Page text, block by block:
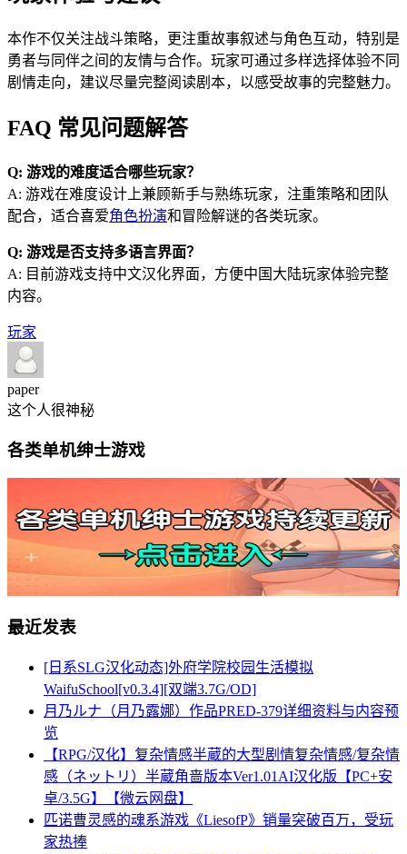
本作不仅关注战斗策略，更注重故事叙述与角色互动，特别是
勇者与同伴之间的友情与合作。玩家可通过多样选择体验不同
剧情走向，建议尽量完整阅读剧本，以感受故事的完整魅力。
FAQ 常见问题解答
Q: 游戏的难度适合哪些玩家？
A: 游戏在难度设计上兼顾新手与熟练玩家，注重策略和团队
配合，适合喜爱角色扮演和冒险解谜的各类玩家。
Q: 游戏是否支持多语言界面？
A: 目前游戏支持中文汉化界面，方便中国大陆玩家体验完整
内容。
玩家
paper
这个人很神秘
各类单机绅士游戏
最近发表
[日系SLG汉化动态]外府学院校园生活模拟
WaifuSchool[v0.3.4][双端3.7G/OD]
月乃ルナ（月乃露娜）作品PRED-379详细资料与内容预
览
【RPG/汉化】复杂情感半蔵的大型剧情复杂情感/复杂情
感（ネットリ）半蔵角啬版本Ver1.01AI汉化版【PC+安
卓/3.5G】【微云网盘】
匹诺曹灵感的魂系游戏《LiesofP》销量突破百万，受玩
家热捧